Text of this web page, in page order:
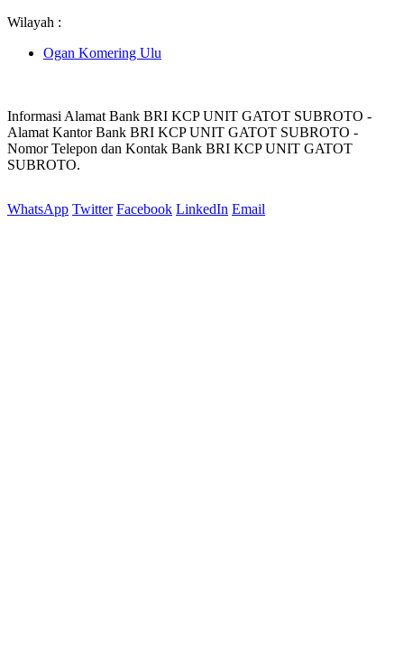
Wilayah :
Ogan Komering Ulu
Informasi Alamat Bank BRI KCP UNIT GATOT SUBROTO -
Alamat Kantor Bank BRI KCP UNIT GATOT SUBROTO -
Nomor Telepon dan Kontak Bank BRI KCP UNIT GATOT
SUBROTO.
WhatsApp Twitter Facebook LinkedIn Email